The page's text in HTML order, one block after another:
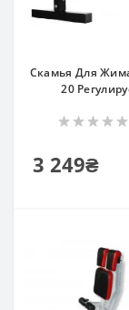
Скамья Для
20
3 249₴